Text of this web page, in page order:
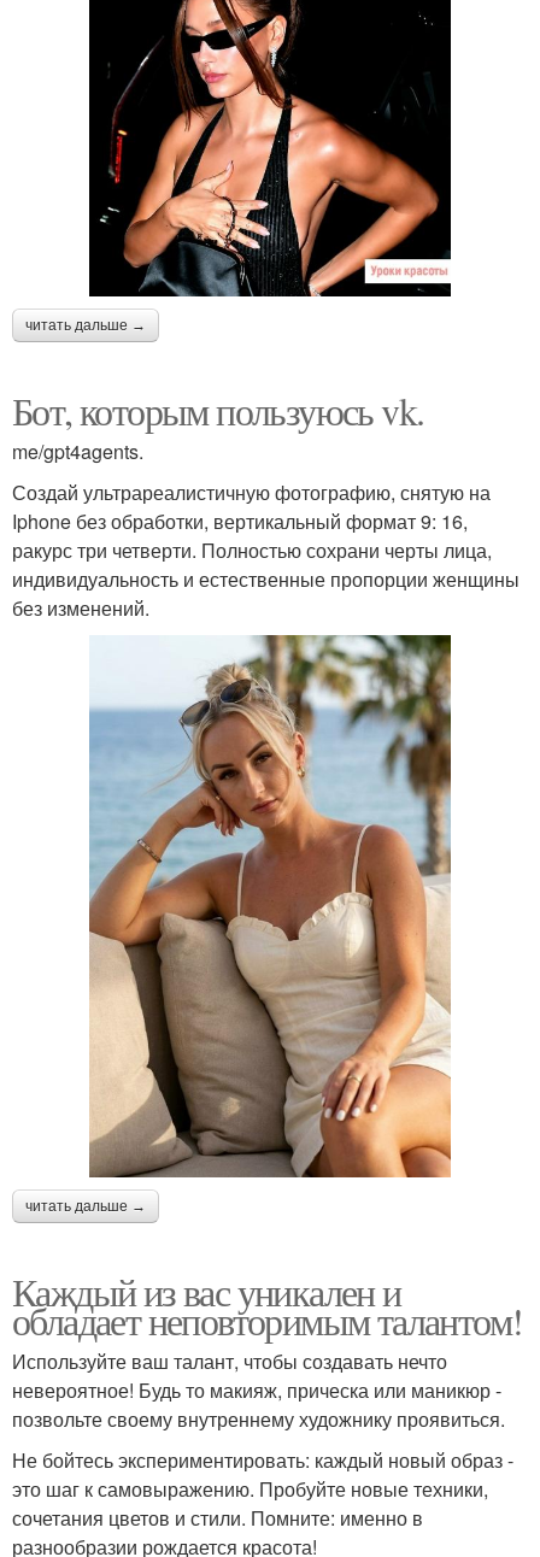
читать дальше →
Бот, которым пользуюсь vk.
me/gpt4agents.
Создай ультрареалистичную фотографию, снятую на
Iphone без обработки, вертикальный формат 9: 16,
ракурс три четверти. Полностью сохрани черты лица,
индивидуальность и естественные пропорции женщины
без изменений.
читать дальше →
Каждый из вас уникален и
обладает неповторимым талантом!
Используйте ваш талант, чтобы создавать нечто
невероятное! Будь то макияж, прическа или маникюр -
позвольте своему внутреннему художнику проявиться.
Не бойтесь экспериментировать: каждый новый образ -
это шаг к самовыражению. Пробуйте новые техники,
сочетания цветов и стили. Помните: именно в
разнообразии рождается красота!